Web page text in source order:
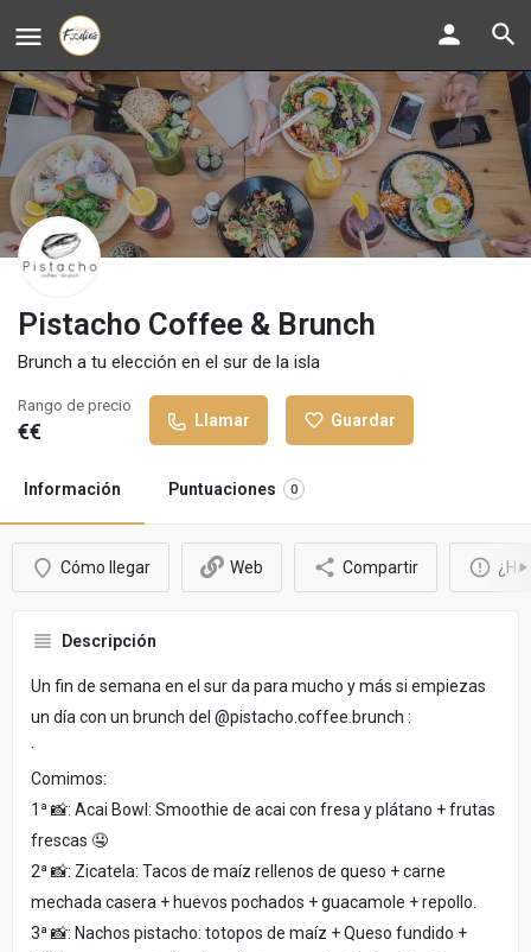
Pistacho Coffee & Brunch
Brunch a tu elección en el sur de la isla
Rango de precio
€€ Llamar Guardar
Información Puntuaciones 0
Cómo llegar Web Compartir
Descripción
Un fin de semana en el sur da para mucho y más si empiezas
un día con un brunch del @pistacho.coffee.brunch :
·
Comimos:
1ª 📸: Acai Bowl: Smoothie de acai con fresa y plátano + frutas
frescas 🤤
2ª 📸: Zicatela: Tacos de maíz rellenos de queso + carne
mechada casera + huevos pochados + guacamole + repollo.
3ª 📸: Nachos pistacho: totopos de maíz + Queso fundido +